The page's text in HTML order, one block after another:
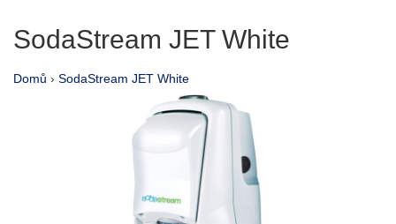
SodaStream JET White
Domů › SodaStream JET White